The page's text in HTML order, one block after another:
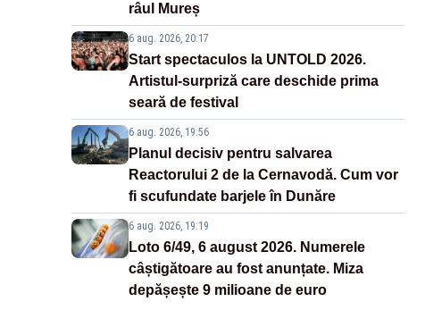
râul Mureș
6 aug. 2026, 20:17
Start spectaculos la UNTOLD 2026.
Artistul-surpriză care deschide prima
seară de festival
6 aug. 2026, 19:56
Planul decisiv pentru salvarea
Reactorului 2 de la Cernavodă. Cum vor
fi scufundate barjele în Dunăre
6 aug. 2026, 19:19
Loto 6/49, 6 august 2026. Numerele
câștigătoare au fost anunțate. Miza
depășește 9 milioane de euro